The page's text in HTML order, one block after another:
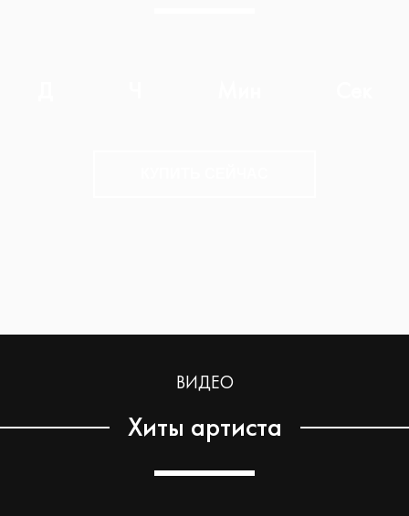
ВИДЕО
Хиты артиста